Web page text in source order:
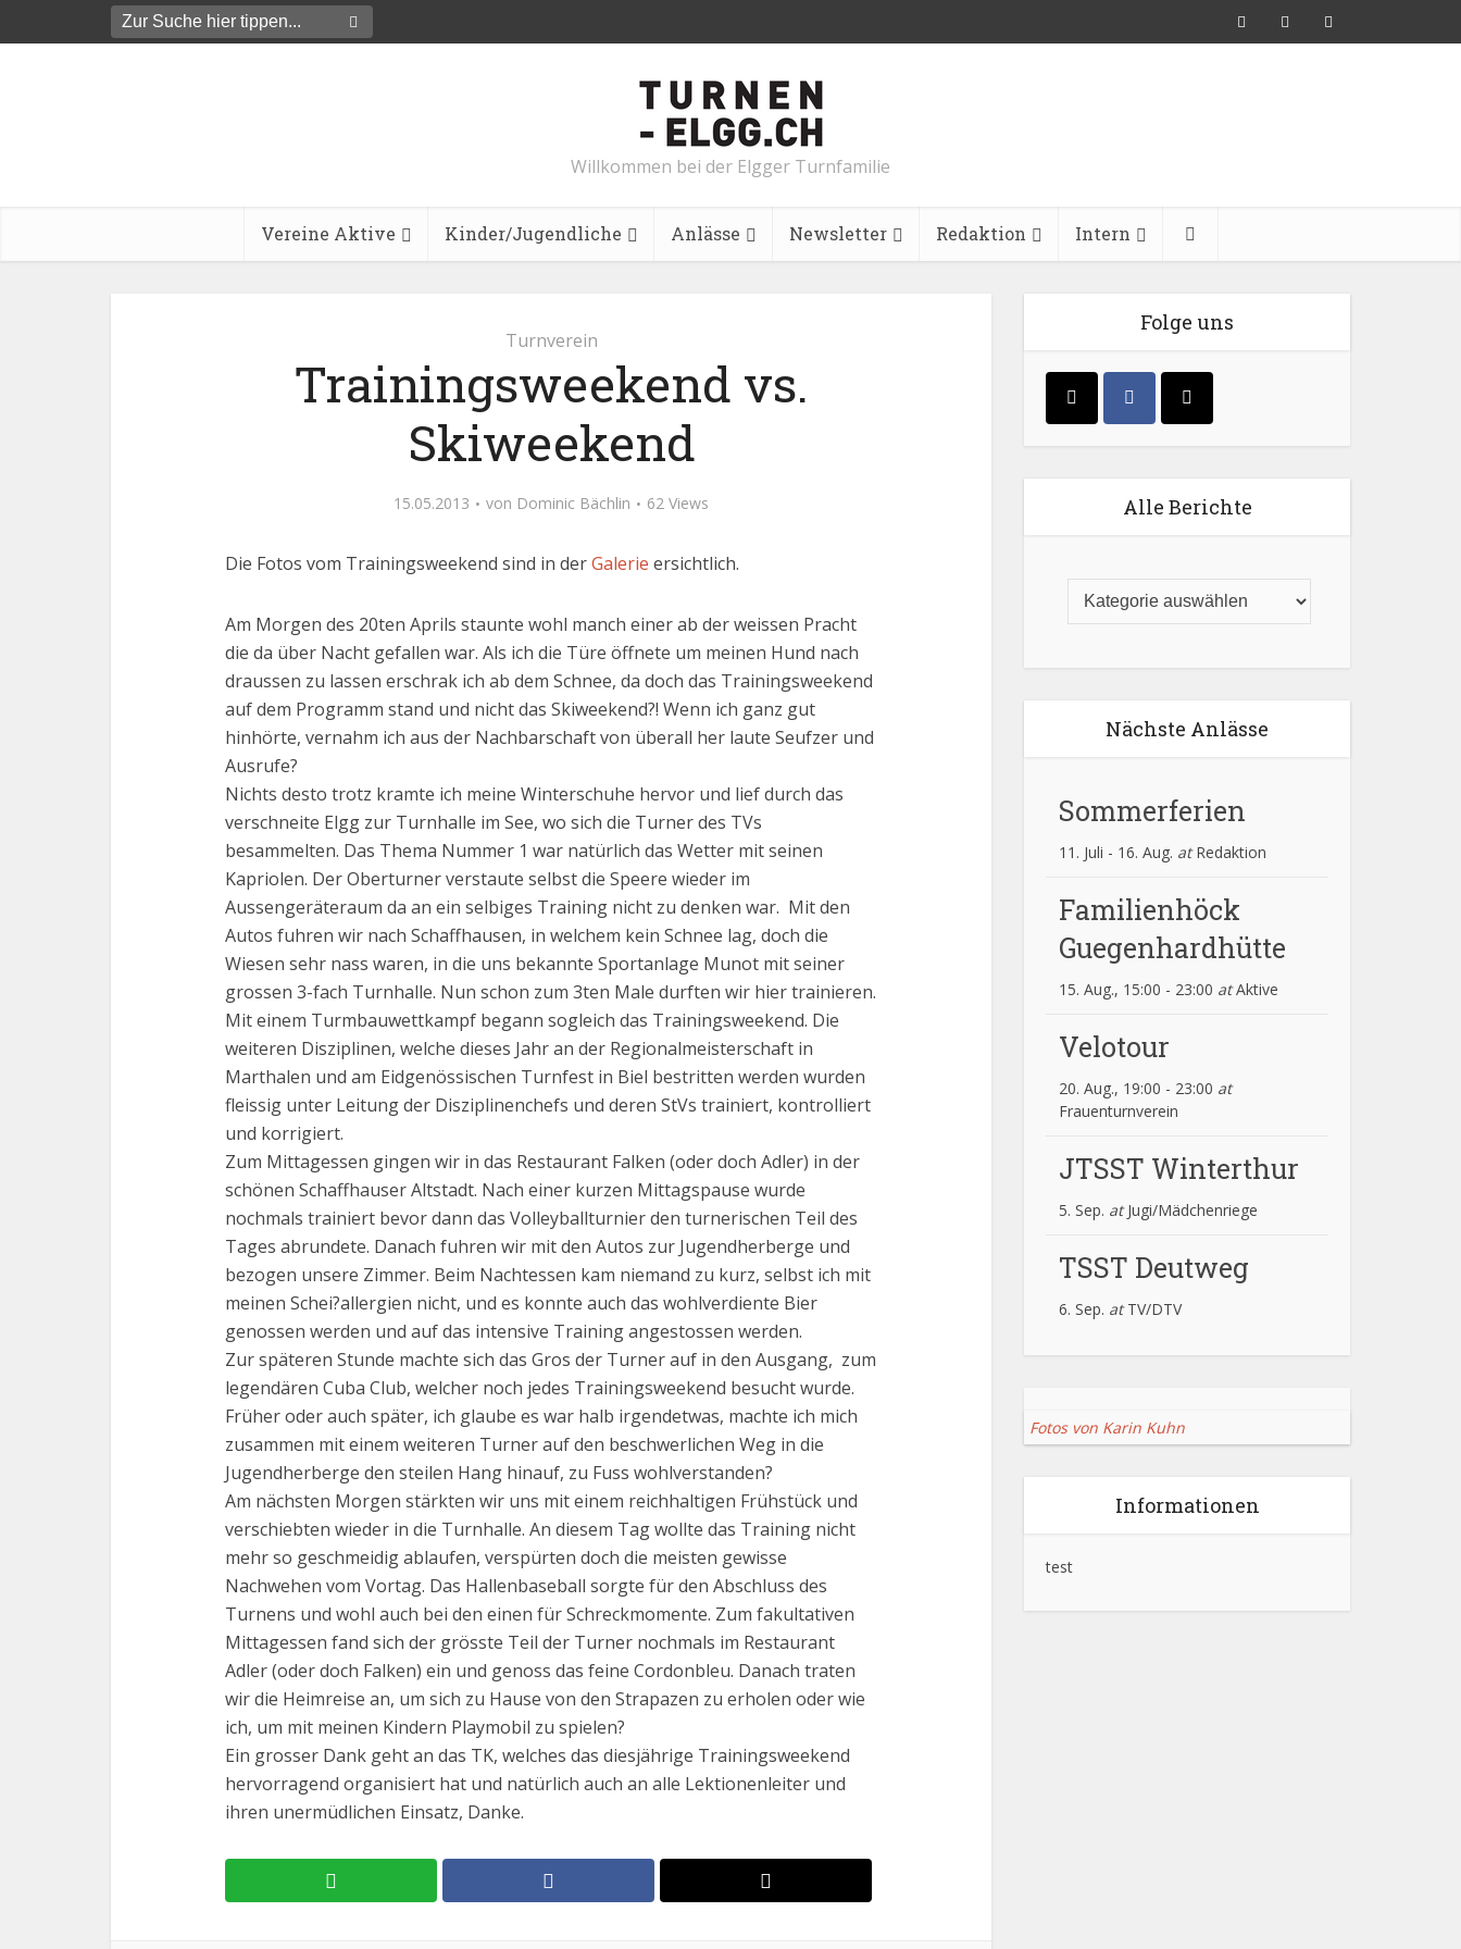
Willkommen bei der Elgger Turnfamilie
Vereine Aktive Kinder/Jugendliche Anlässe Newsletter Redaktion Intern
Turnverein
Trainingsweekend vs.
Skiweekend
15.05.2013 von Dominic Bächlin 62 Views
Die Fotos vom Trainingsweekend sind in derGalerie ersichtlich.
Am Morgen des 20ten Aprils staunte wohl manch einer ab der weissen Pracht
die da über Nacht gefallen war. Als ich die Türe öffnete um meinen Hund nach
draussen zu lassen erschrak ich ab dem Schnee, da doch das Trainingsweekend
auf dem Programm stand und nicht das Skiweekend?! Wenn ich ganz gut
hinhörte, vernahm ich aus der Nachbarschaft von überall her laute Seufzer und
Ausrufe?
Nichts desto trotz kramte ich meine Winterschuhe hervor und lief durch das
verschneite Elgg zur Turnhalle im See, wo sich die Turner des TVs
besammelten. Das Thema Nummer 1 war natürlich das Wetter mit seinen
Kapriolen. Der Oberturner verstaute selbst die Speere wieder im
Aussengeräteraum da an ein selbiges Training nicht zu denken war. Mit den
Autos fuhren wir nach Schaffhausen, in welchem kein Schnee lag, doch die
Wiesen sehr nass waren, in die uns bekannte Sportanlage Munot mit seiner
grossen 3-fach Turnhalle. Nun schon zum 3ten Male durften wir hier trainieren.
Mit einem Turmbauwettkampf begann sogleich das Trainingsweekend. Die
weiteren Disziplinen, welche dieses Jahr an der Regionalmeisterschaft in
Marthalen und am Eidgenössischen Turnfest in Biel bestritten werden wurden
fleissig unter Leitung der Disziplinenchefs und deren StVs trainiert, kontrolliert
und korrigiert.
Zum Mittagessen gingen wir in das Restaurant Falken (oder doch Adler) in der
schönen Schaffhauser Altstadt. Nach einer kurzen Mittagspause wurde
nochmals trainiert bevor dann das Volleyballturnier den turnerischen Teil des
Tages abrundete. Danach fuhren wir mit den Autos zur Jugendherberge und
bezogen unsere Zimmer. Beim Nachtessen kam niemand zu kurz, selbst ich mit
meinen Schei?allergien nicht, und es konnte auch das wohlverdiente Bier
genossen werden und auf das intensive Training angestossen werden.
Zur späteren Stunde machte sich das Gros der Turner auf in den Ausgang, zum
legendären Cuba Club, welcher noch jedes Trainingsweekend besucht wurde.
Früher oder auch später, ich glaube es war halb irgendetwas, machte ich mich
zusammen mit einem weiteren Turner auf den beschwerlichen Weg in die
Jugendherberge den steilen Hang hinauf, zu Fuss wohlverstanden?
Am nächsten Morgen stärkten wir uns mit einem reichhaltigen Frühstück und
verschiebten wieder in die Turnhalle. An diesem Tag wollte das Training nicht
mehr so geschmeidig ablaufen, verspürten doch die meisten gewisse
Nachwehen vom Vortag. Das Hallenbaseball sorgte für den Abschluss des
Turnens und wohl auch bei den einen für Schreckmomente. Zum fakultativen
Mittagessen fand sich der grösste Teil der Turner nochmals im Restaurant
Adler (oder doch Falken) ein und genoss das feine Cordonbleu. Danach traten
wir die Heimreise an, um sich zu Hause von den Strapazen zu erholen oder wie
ich, um mit meinen Kindern Playmobil zu spielen?
Ein grosser Dank geht an das TK, welches das diesjährige Trainingsweekend
hervorragend organisiert hat und natürlich auch an alle Lektionenleiter und
ihren unermüdlichen Einsatz, Danke.
Folge uns
Alle Berichte
Nächste Anlässe
Sommerferien
11. Juli - 16. Aug. atRedaktion
Familienhöck
Guegenhardhütte
15. Aug., 15:00 - 23:00 atAktive
Velotour
20. Aug., 19:00 - 23:00 at
Frauenturnverein
JTSST Winterthur
5. Sep. atJugi/Mädchenriege
TSST Deutweg
6. Sep. atTV/DTV
Fotos von Karin Kuhn
Informationen
test